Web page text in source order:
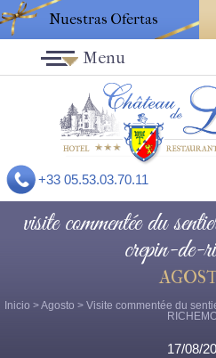
Nuestras Ofertas
+33 05.53.03.70.11
Menu
visite commentée du
crepin-de-
Inicio >Agosto > Visite commentée du
17/08/